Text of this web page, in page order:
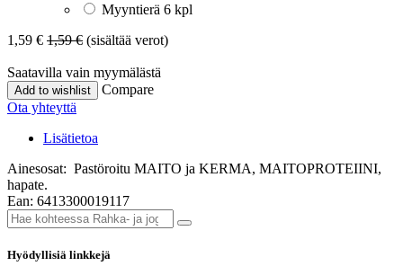
Myyntierä 6 kpl
1,59 € 1,59€ (sisältää verot)
Saatavilla vain myymälästä
Add to wishlist
Compare
Ota yhteyttä
Lisätietoa
Ainesosat: Pastöroitu MAITO ja KERMA, MAITOPROTEIINI,
hapate.
Ean: 6413300019117
Hyödyllisiä linkkejä